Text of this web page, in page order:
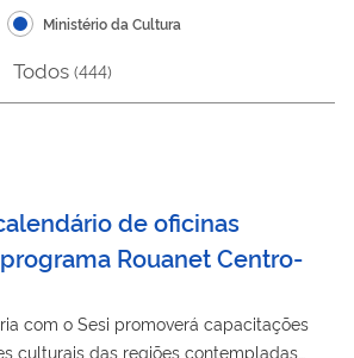
Ministério da Cultura
Todos (444)
de oficinas
Rouanet Centro-
com o Sesi promoverá capacitações
culturais das regiões contempladas